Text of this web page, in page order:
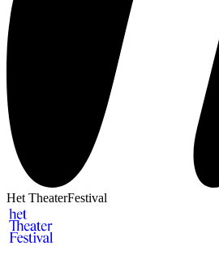
Het TheaterFestival